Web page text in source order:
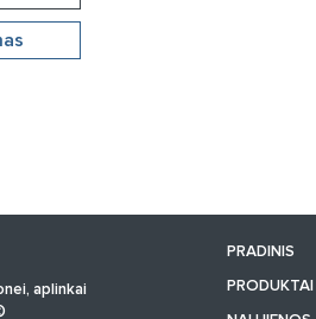
aplinkai
PRADINIS
PRODUKTAI